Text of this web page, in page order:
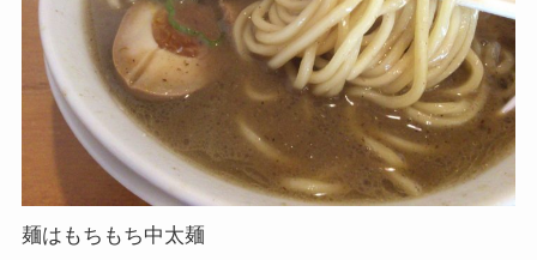
麺はもちもち中太麺